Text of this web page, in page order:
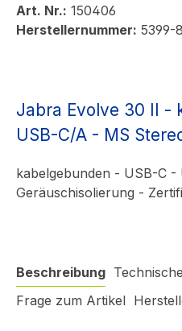
Art. Nr.: 150406
Herstellernummer: 5399-
Jabra Evolve 30 II -
USB-C/A - MS
kabelgebunden - USB-C -
Geräuschisolierung -
Beschreibung
Frage zum Artikel